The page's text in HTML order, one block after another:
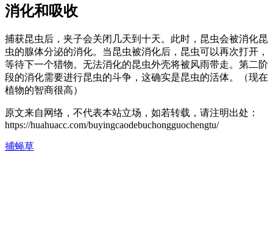
消化和吸收
捕获昆虫后，夹子会关闭几天到十天。此时，昆虫会被消化昆
虫的腺体分泌的消化。当昆虫被消化后，昆虫可以再次打开，
等待下一个猎物。无法消化的昆虫外壳将被风雨带走。第二阶
段的消化需要进行昆虫的斗争，这确实是昆虫的活体。（现在
植物的智商很高）
原文来自网络，不代表本站立场，如若转载，请注明出处：
https://huahuacc.com/buyingcaodebuchongguochengtu/
捕蝇草